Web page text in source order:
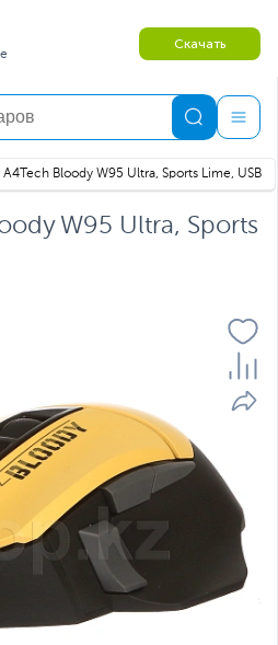
Скачать
Bloody W95 Ultra, Sports Lime, USB
W95 Ultra, Sports